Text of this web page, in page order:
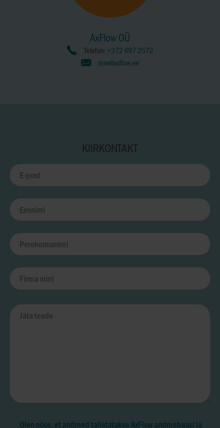
AxFlow OÜ
Telefon: +372 697 2572
tere@axflow.ee
KIIRKONTAKT
Olen nõus, et andmed talletatakse AxFlow andmebaasi ja